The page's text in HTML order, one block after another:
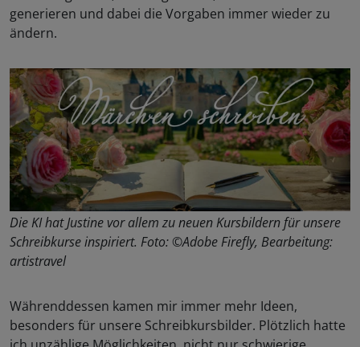
generieren und dabei die Vorgaben immer wieder zu
ändern.
Die KI hat Justine vor allem zu neuen Kursbildern für unsere
Schreibkurse inspiriert. Foto: ©Adobe Firefly, Bearbeitung:
artistravel
Währenddessen kamen mir immer mehr Ideen,
besonders für unsere Schreibkursbilder. Plötzlich hatte